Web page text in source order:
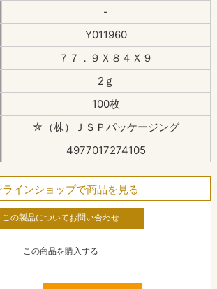
-
Y011960
７７．９Ｘ８４Ｘ９
2ｇ
100枚
☆（株）ＪＳＰパッケージング
4977017274105
ラインショップで商品を見る
この製品についてお問い合わせ
この商品を購入する